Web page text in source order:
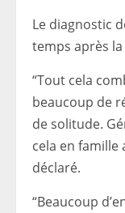
Le diagnostic
temps après la
“Tout cela
beaucoup de
de solitude.
cela en famille
déclaré.
“Beaucoup